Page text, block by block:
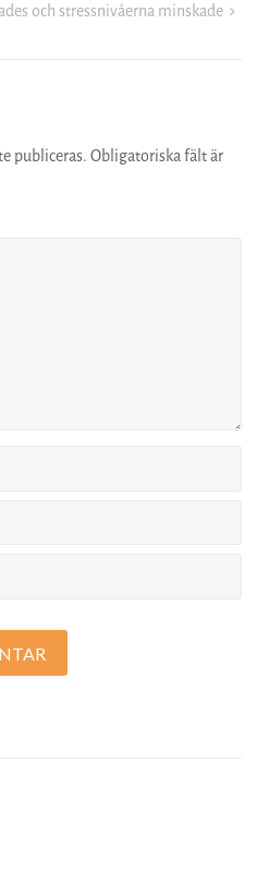
och stressnivåerna minskade
publiceras. Obligatoriska fält är